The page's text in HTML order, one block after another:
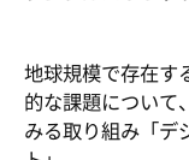
地球規模で存在す
的な課題について
みる取り組み「デ